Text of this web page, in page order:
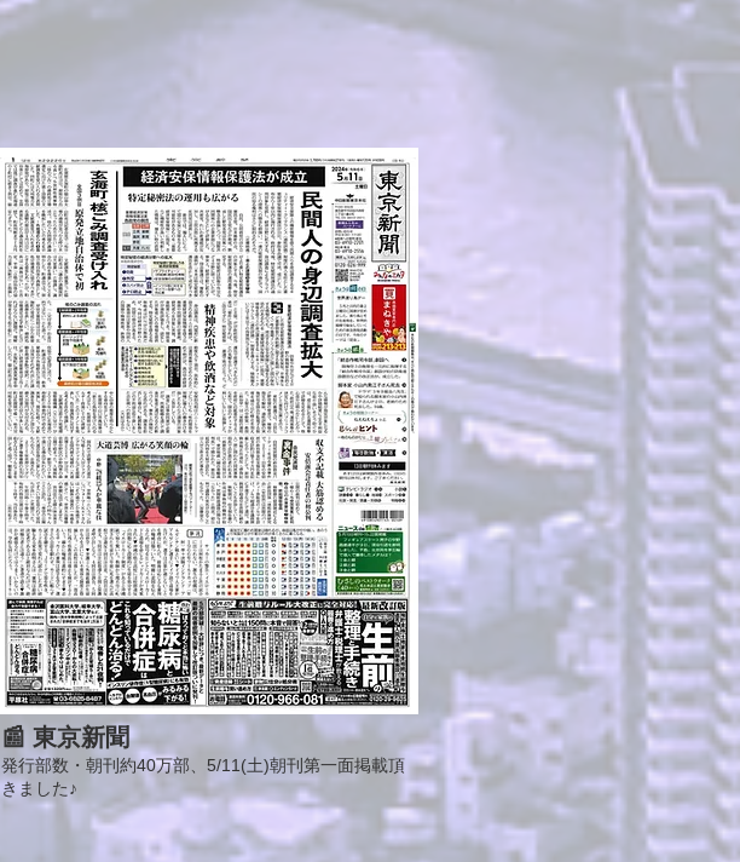
📰 東京新聞
発行部数・朝刊約40万部、5/11(土)朝刊第一面掲載頂
きました♪